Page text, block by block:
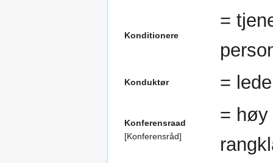
Konditionere
=
Konduktør =
Konferensraad
[Konferensråd]
=